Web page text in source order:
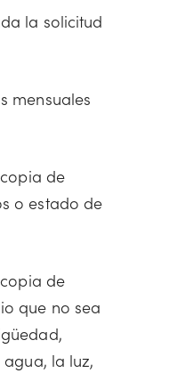
la solicitud
mensuales
de
o estado de
de
que no sea
la luz,